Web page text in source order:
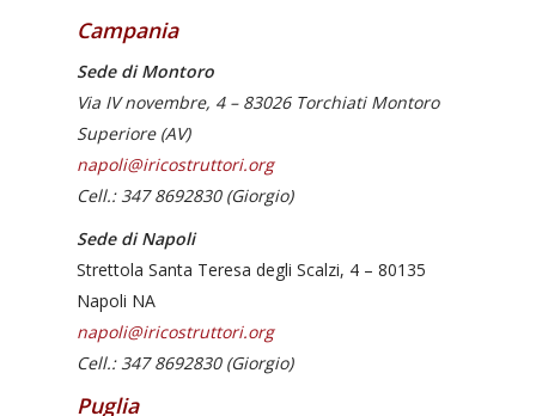
Campania
Sede di Montoro
Via IV novembre, 4 – 83026 Torchiati Montoro
Superiore (AV)
napoli@iricostruttori.org
Cell.: 347 8692830 (Giorgio)
Sede di Napoli
Strettola Santa Teresa degli Scalzi, 4 – 80135
Napoli NA
napoli@iricostruttori.org
Cell.: 347 8692830 (Giorgio)
Puglia